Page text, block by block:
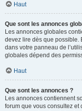
Haut
Que sont les annonces
Les annonces globales
devez lire dès que possible.
dans votre panneau de
globales dépend des
Haut
Que sont les annonces ?
Les annonces contiennent
forum que vous consultez